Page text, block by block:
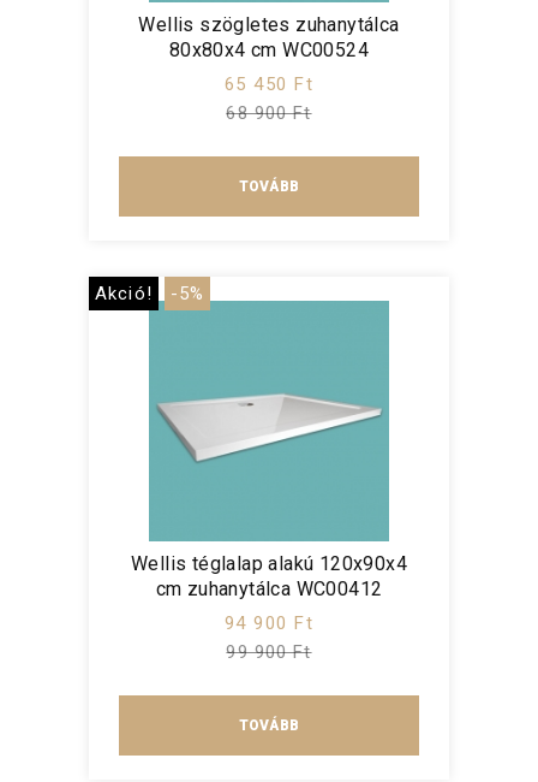
Wellis szögletes zuhanytálca
80x80x4 cm WC00524
65 450 Ft
68 900 Ft
TOVÁBB
Akció! -5%
Wellis téglalap alakú 120x90x4
cm zuhanytálca WC00412
94 900 Ft
99 900 Ft
TOVÁBB